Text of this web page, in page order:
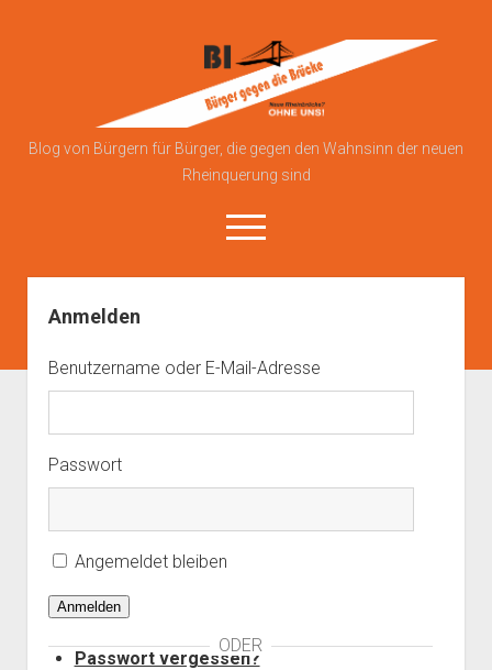
Brücke
Blog von Bürgern für Bürger, die gegen den Wahnsinn der neuen
Rheinquerung sind
open
menu
Kontakt zu uns
Impressum
Anmelden
Benutzername oder E-Mail-Adresse
Passwort
ODER
Angemeldet bleiben
Anmelden
Passwort vergessen?